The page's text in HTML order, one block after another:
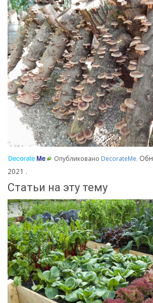
Опубликовано DecorateMe.
2021 .
Статьи на эту тему